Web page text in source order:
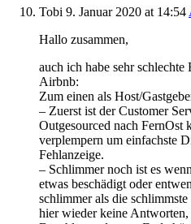
Tobi 9. Januar 2020 at 14:54
Hallo zusammen,
auch ich habe sehr
Airbnb:
Zum einen als Host/
– Zuerst ist der Customer
Outgesourced nach FernOst
verplempern um einfachste
Fehlanzeige.
– Schlimmer noch ist es
etwas beschädigt oder
schlimmer als die
hier wieder keine